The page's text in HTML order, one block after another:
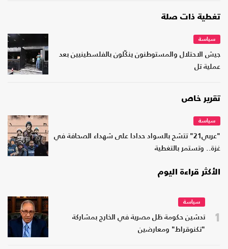
تغطية ذات صلة
سياسة
جيش الاحتلال والمستوطنون ينكّلون بالفلسطينيين بعد
عملية تل
تقرير خاص
سياسة
"عربي21" تتشح بالسواد حدادا على شهداء الصحافة في
غزة.. وتستمر بالتغطية
الأكثر قراءة اليوم
1
سياسة
تدشين حكومة ظل مصرية في الخارج بمشاركة
"تكنوقراط" ومعارضين